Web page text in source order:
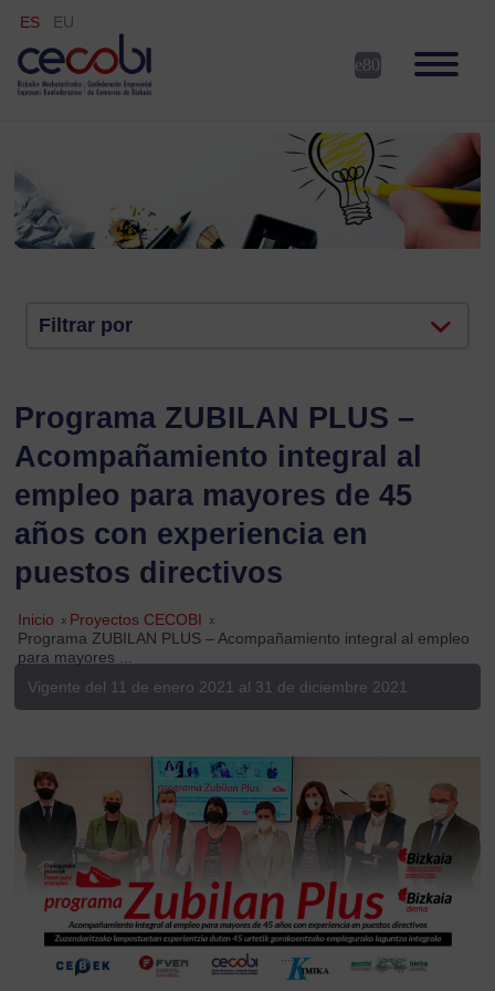
ES EU
Filtrar por
Programa ZUBILAN PLUS –
Acompañamiento integral al
empleo para mayores de 45
años con experiencia en
puestos directivos
Inicio » Proyectos CECOBI »
Programa ZUBILAN PLUS – Acompañamiento integral al empleo
para mayores ...
Vigente del 11 de enero 2021 al 31 de diciembre 2021